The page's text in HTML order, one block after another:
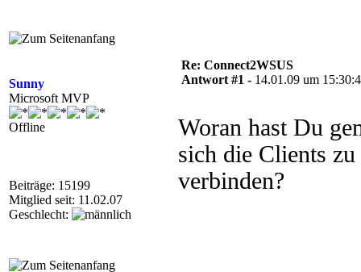
Sunny
Microsoft MVP
Offline
Beiträge: 15199
Mitglied seit: 11.02.07
Geschlecht:
Re: Connect2WSUS
Antwort #1 - 14.01.09 um
Woran hast Du
sich die Clients
verbinden?